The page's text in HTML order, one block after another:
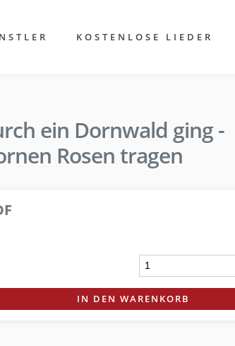
KOSTENLOSE LIEDER
ein Dornwald ging -
Rosen tragen
IN DEN WARENKORB